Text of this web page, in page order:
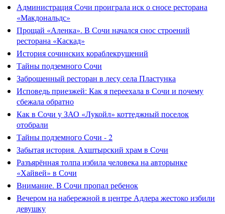
Администрация Сочи проиграла иск о сносе ресторана
«Макдональдс»
Прощай «Аленка». В Сочи начался снос строений
ресторана «Каскад»
История сочинских кораблекрушений
Тайны подземного Сочи
Заброшенный ресторан в лесу села Пластунка
Исповедь приезжей: Как я переехала в Сочи и почему
сбежала обратно
Как в Сочи у ЗАО «Лукойл» коттеджный поселок
отобрали
Тайны подземного Сочи - 2
Забытая история. Ахштырский храм в Сочи
Разъярённая толпа избила человека на авторынке
«Хайвей» в Сочи
Внимание. В Сочи пропал ребенок
Вечером на набережной в центре Адлера жестоко избили
девушку